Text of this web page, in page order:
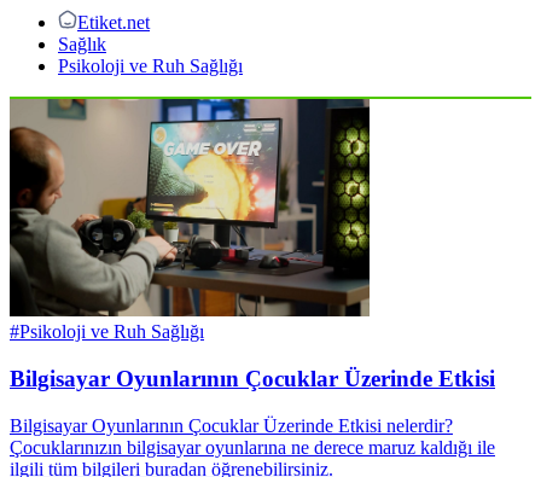
Etiket.net
Sağlık
Psikoloji ve Ruh Sağlığı
#Psikoloji ve Ruh Sağlığı
Bilgisayar Oyunlarının Çocuklar Üzerinde Etkisi
Bilgisayar Oyunlarının Çocuklar Üzerinde Etkisi nelerdir?
Çocuklarınızın bilgisayar oyunlarına ne derece maruz kaldığı ile
ilgili tüm bilgileri buradan öğrenebilirsiniz.